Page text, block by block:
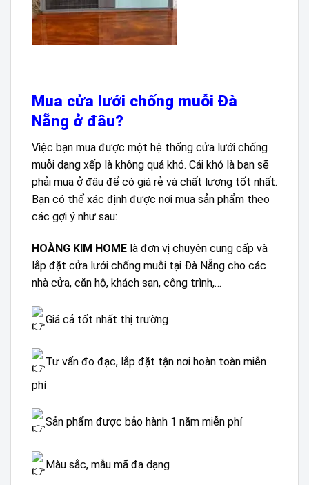
Mua cửa lưới chống muỗi Đà
Nẵng ở đâu?
Việc bạn mua được một hệ thống cửa lưới chống
muỗi dạng xếp là không quá khó. Cái khó là bạn sẽ
phải mua ở đâu để có giá rẻ và chất lượng tốt nhất.
Bạn có thể xác định được nơi mua sản phẩm theo
các gợi ý như sau:
HOÀNG KIM HOME là đơn vị chuyên cung cấp và
lắp đặt cửa lưới chống muỗi tại Đà Nẵng cho các
nhà cửa, căn hộ, khách sạn, công trình,…
Giá cả tốt nhất thị trường
Tư vấn đo đạc, lắp đặt tận nơi hoàn toàn miễn
phí
Sản phẩm được bảo hành 1 năm miễn phí
Màu sắc, mẫu mã đa dạng